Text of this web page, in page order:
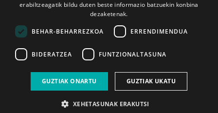
2026ko eka. 1a 2026ko mar. 1a
erabiltzeagatik bildu duten beste informazio batzuekin konbina
dezaketenak.
BEHAR-BEHARREZKOA ERRENDIMENDUA
BIDERATZEA FUNTZIONALTASUNA
GUZTIAK ONARTU GUZTIAK UKATU
XEHETASUNAK ERAKUTSI